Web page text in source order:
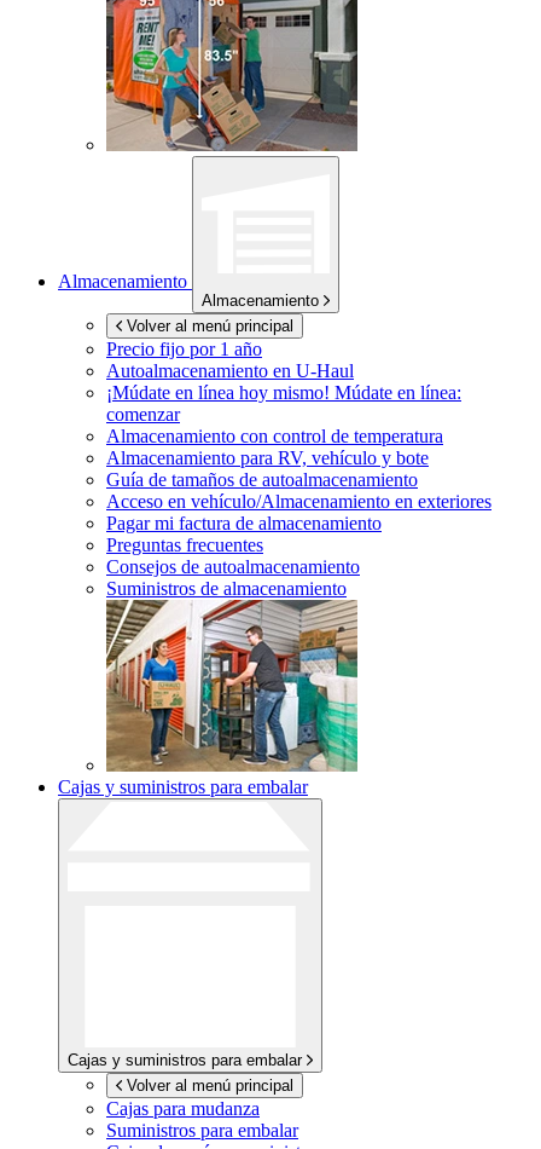
Almacenamiento
Almacenamiento
Volver al menú principal
Precio fijo por 1 año
Autoalmacenamiento en U-Haul
¡Múdate en línea hoy mismo! Múdate en línea:
comenzar
Almacenamiento con control de temperatura
Almacenamiento para RV, vehículo y bote
Guía de tamaños de autoalmacenamiento
Acceso en vehículo/Almacenamiento en exteriores
Pagar mi factura de almacenamiento
Preguntas frecuentes
Consejos de autoalmacenamiento
Suministros de almacenamiento
Cajas y suministros para embalar
Cajas y suministros para embalar
Volver al menú principal
Cajas para mudanza
Suministros para embalar